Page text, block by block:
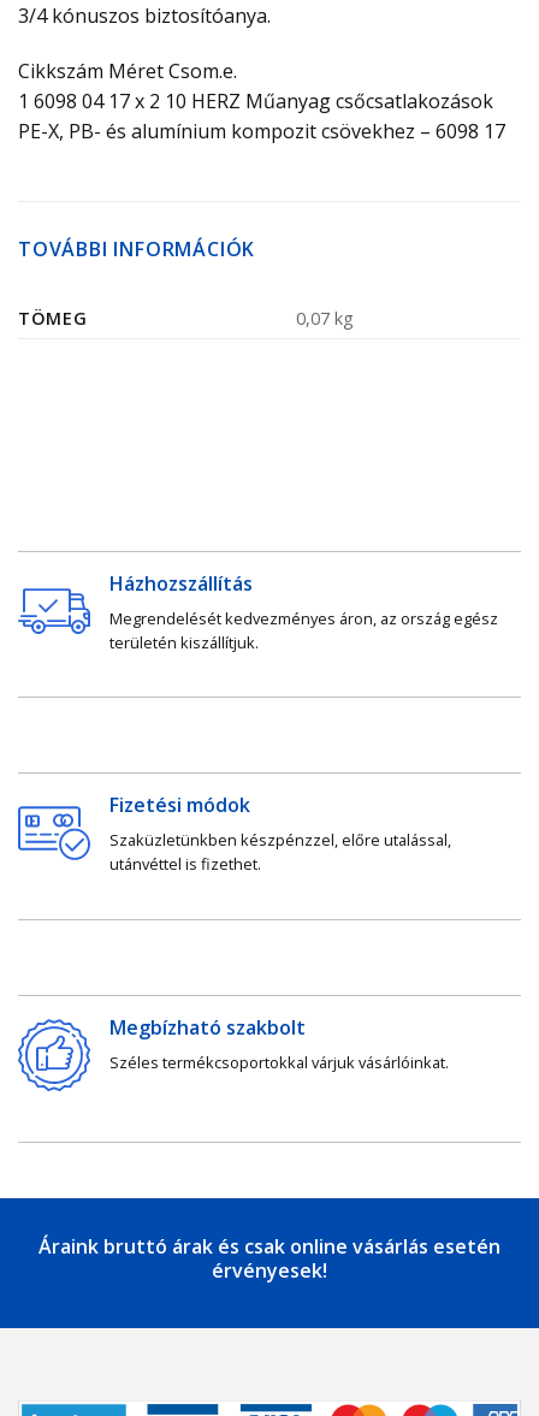
3/4 kónuszos biztosítóanya.
Cikkszám Méret Csom.e.
1 6098 04 17 x 2 10 HERZ Műanyag csőcsatlakozások
PE-X, PB- és alumínium kompozit csövekhez – 6098 17
TOVÁBBI INFORMÁCIÓK
TÖMEG 0,07 kg
Házhozszállítás
Megrendelését kedvezményes áron, az ország egész
területén kiszállítjuk.
Fizetési módok
Szaküzletünkben készpénzzel, előre utalással,
utánvéttel is fizethet.
Megbízható szakbolt
Széles termékcsoportokkal várjuk vásárlóinkat.
Áraink bruttó árak és csak online vásárlás esetén
érvényesek!